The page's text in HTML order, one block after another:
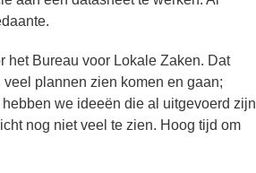
het Bureau voor Lokale Zaken. Dat
plannen zien komen en gaan;
we ideeën die al uitgevoerd zijn
nog niet veel te zien. Hoog tijd om